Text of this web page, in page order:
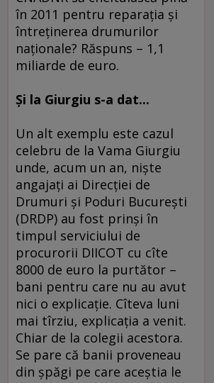
în 2011 pentru reparaţia şi
întreţinerea drumurilor
naţionale? Răspuns – 1,1
miliarde de euro.
Şi la Giurgiu s-a dat...
Un alt exemplu este cazul
celebru de la Vama Giurgiu
unde, acum un an, nişte
angajaţi ai Direcţiei de
Drumuri şi Poduri Bucureşti
(DRDP) au fost prinşi în
timpul serviciului de
procurorii DIICOT cu cîte
8000 de euro la purtător –
bani pentru care nu au avut
nici o explicaţie. Cîteva luni
mai tîrziu, explicaţia a venit.
Chiar de la colegii acestora.
Se pare că banii proveneau
din şpăgi pe care aceştia le